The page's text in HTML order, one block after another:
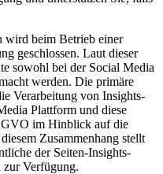
wird beim Betrieb einer
geschlossen. Laut dieser
sowohl bei der Social Media
werden. Die primäre
Verarbeitung von Insights-
Plattform und diese
im Hinblick auf die
Zusammenhang stellt
der Seiten-Insights-
zur Verfügung.